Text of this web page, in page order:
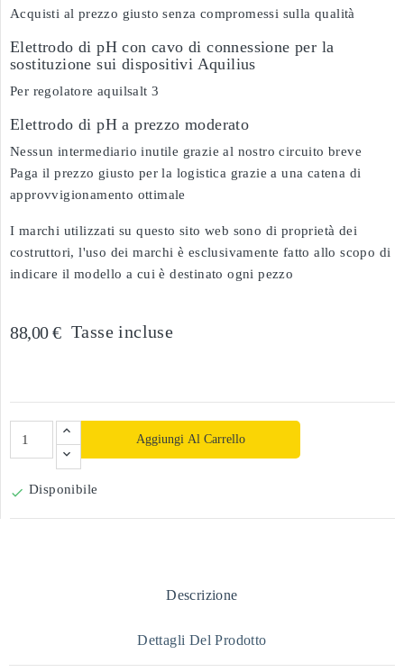
Acquisti al prezzo giusto senza compromessi sulla qualità
Elettrodo di pH con cavo di connessione per la
sostituzione sui dispositivi Aquilius
Per regolatore aquilsalt 3
Elettrodo di pH a prezzo moderato
Nessun intermediario inutile grazie al nostro circuito breve
Paga il prezzo giusto per la logistica grazie a una catena di
approvvigionamento ottimale
I marchi utilizzati su questo sito web sono di proprietà dei
costruttori, l'uso dei marchi è esclusivamente fatto allo scopo di
indicare il modello a cui è destinato ogni pezzo
88,00 € Tasse incluse
Aggiungi Al Carrello
 Disponibile
Descrizione
Dettagli Del Prodotto